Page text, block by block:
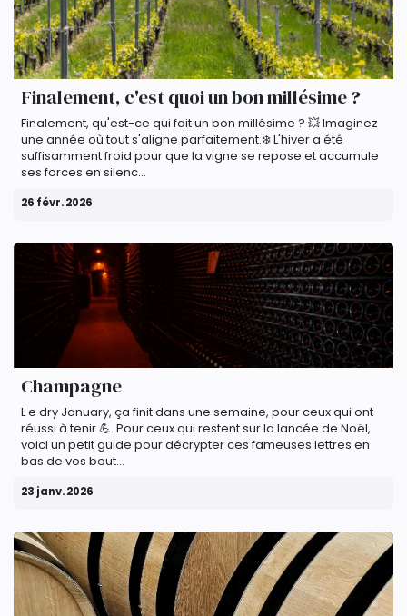
Finalement, c'est quoi un bon millésime ?
Finalement, qu'est-ce qui fait un bon millésime ? 💥​ Imaginez
une année où tout s'aligne parfaitement.​❄️​ L'hiver a été
suffisamment froid pour que la vigne se repose et accumule
ses forces en silenc...
26 févr. 2026
Champagne
L e dry January, ça finit dans une semaine, pour ceux qui ont
réussi à tenir 💪. Pour ceux qui restent sur la lancée de Noël,
voici un petit guide pour décrypter ces fameuses lettres en
bas de vos bout...
23 janv. 2026